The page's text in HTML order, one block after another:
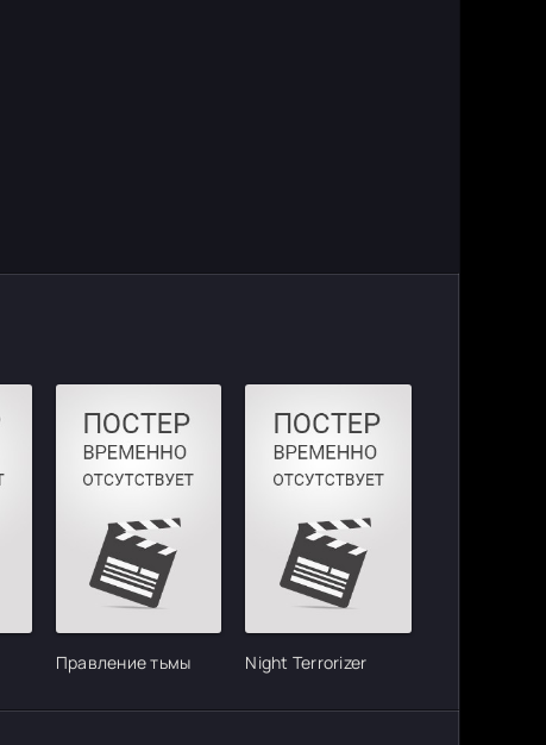
Правление тьмы Night Terrorizer